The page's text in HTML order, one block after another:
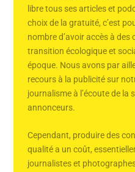
libre tous ses articles et
choix de la gratuité, c’est
nombre d’avoir accès à
transition écologique et
époque. Nous avons par
recours à la publicité sur
journalisme à l’écoute de la
annonceurs.
Cependant, produire des
qualité a un coût,
journalistes et